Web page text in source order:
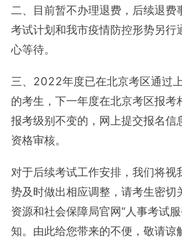
二、目前暂不办理退费，后续退费
考试计划和我市疫情防控形势另行
心等待。
三、2022年度已在北京考区通过
的考生，下一年度在北京考区报考
报考级别不变的，网上提交报名信
资格审核。
对于后续考试工作安排，我们将视
势及时做出相应调整，请考生密切
资源和社会保障局官网“人事考试
知。由此给您带来的不便，敬请谅